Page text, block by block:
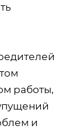
работы,
и